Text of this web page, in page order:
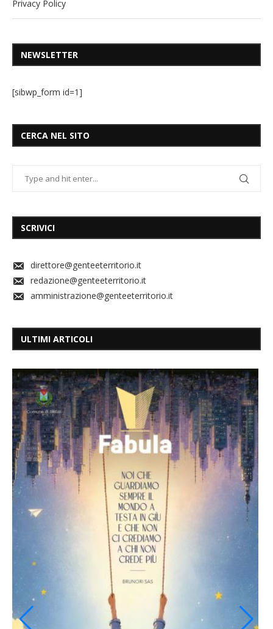
Privacy Policy
NEWSLETTER
[sibwp_form id=1]
CERCA NEL SITO
SCRIVICI
direttore@genteeterritorio.it
redazione@genteeterritorio.it
amministrazione@genteeterritorio.it
ULTIMI ARTICOLI